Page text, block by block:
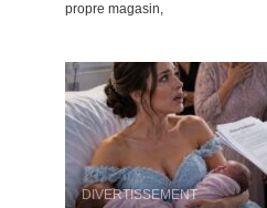
propre magasin,
DIVERTISSEMENT